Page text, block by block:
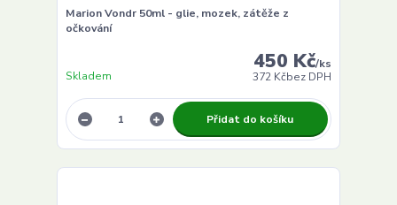
Marion Vondr 50ml - glie, mozek, zátěže z
očkování
450 Kč/ks
372 Kčbez DPH
Skladem
Přidat do košíku